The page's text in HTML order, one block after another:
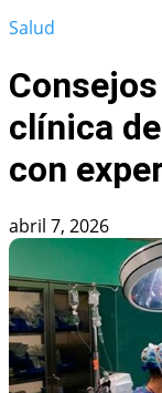
Salud
clínica
con
abril 7, 2026